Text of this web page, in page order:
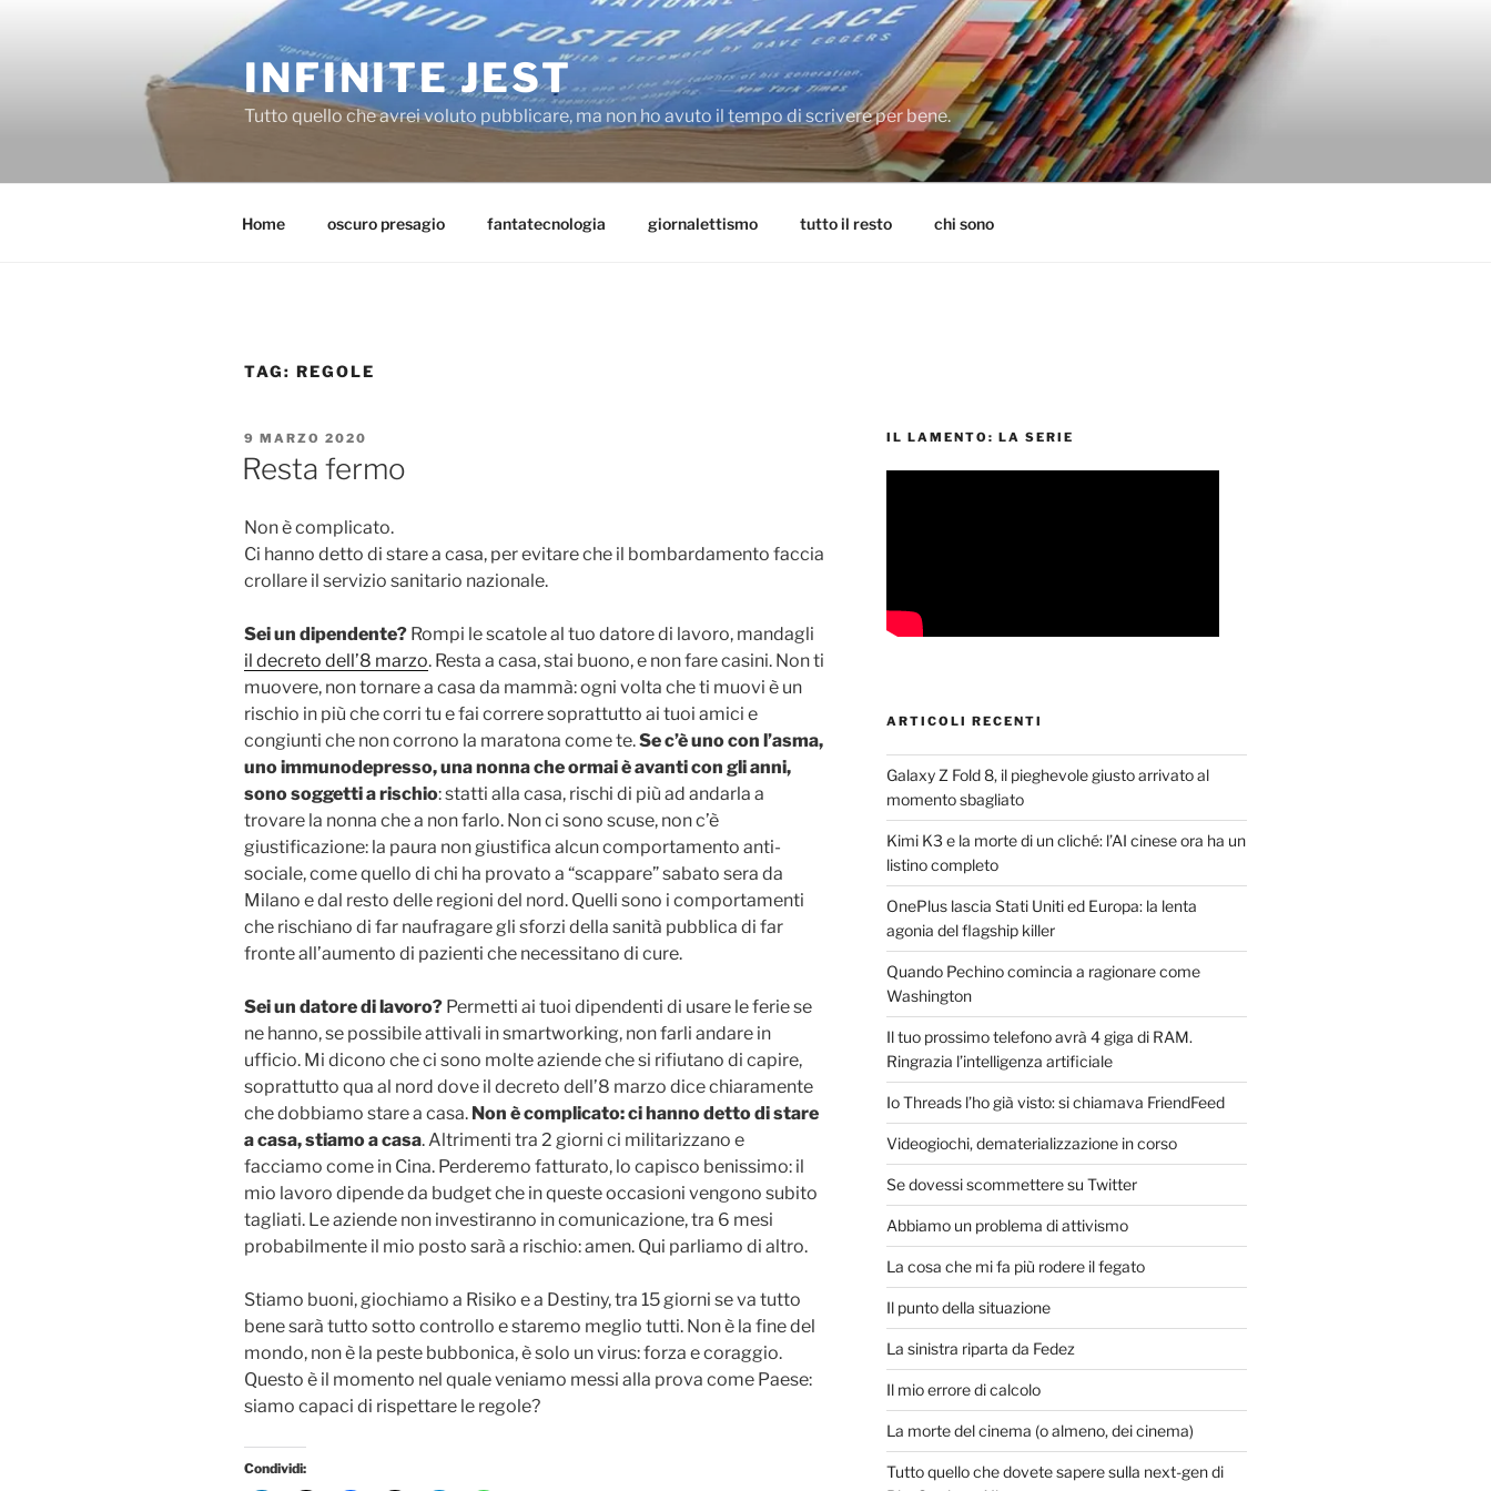
INFINITE JEST
Tutto quello che avrei voluto pubblicare, ma non ho avuto il tempo di scrivere per bene.
Home oscuro presagio fantatecnologia giornalettismo tutto il resto chi sono
TAG: REGOLE
PUBBLICATO
IL
9 MARZO 2020
Resta fermo
Non è complicato.
Ci hanno detto di stare a casa, per evitare che il bombardamento faccia
crollare il servizio sanitario nazionale.
Sei un dipendente? Rompi le scatole al tuo datore di lavoro, mandagli
il decreto dell’8 marzo. Resta a casa, stai buono, e non fare casini. Non ti
muovere, non tornare a casa da mammà: ogni volta che ti muovi è un
rischio in più che corri tu e fai correre soprattutto ai tuoi amici e
congiunti che non corrono la maratona come te.Se c’è uno con l’asma,
uno immunodepresso, una nonna che ormai è avanti con gli anni,
sono soggetti a rischio: statti alla casa, rischi di più ad andarla a
trovare la nonna che a non farlo. Non ci sono scuse, non c’è
giustificazione: la paura non giustifica alcun comportamento anti-
sociale, come quello di chi ha provato a “scappare” sabato sera da
Milano e dal resto delle regioni del nord. Quelli sono i comportamenti
che rischiano di far naufragare gli sforzi della sanità pubblica di far
fronte all’aumento di pazienti che necessitano di cure.
Sei un datore di lavoro? Permetti ai tuoi dipendenti di usare le ferie se
ne hanno, se possibile attivali in smartworking, non farli andare in
ufficio. Mi dicono che ci sono molte aziende che si rifiutano di capire,
soprattutto qua al nord dove il decreto dell’8 marzo dice chiaramente
che dobbiamo stare a casa. Non è complicato: ci hanno detto di stare
a casa, stiamo a casa. Altrimenti tra 2 giorni ci militarizzano e
facciamo come in Cina. Perderemo fatturato, lo capisco benissimo: il
mio lavoro dipende da budget che in queste occasioni vengono subito
tagliati. Le aziende non investiranno in comunicazione, tra 6 mesi
probabilmente il mio posto sarà a rischio: amen. Qui parliamo di altro.
Stiamo buoni, giochiamo a Risiko e a Destiny, tra 15 giorni se va tutto
bene sarà tutto sotto controllo e staremo meglio tutti. Non è la fine del
mondo, non è la peste bubbonica, è solo un virus: forza e coraggio.
Questo è il momento nel quale veniamo messi alla prova come Paese:
siamo capaci di rispettare le regole?
Condividi:
IL LAMENTO: LA SERIE
ARTICOLI RECENTI
Galaxy Z Fold 8, il pieghevole giusto arrivato al
momento sbagliato
Kimi K3 e la morte di un cliché: l’AI cinese ora ha un
listino completo
OnePlus lascia Stati Uniti ed Europa: la lenta
agonia del flagship killer
Quando Pechino comincia a ragionare come
Washington
Il tuo prossimo telefono avrà 4 giga di RAM.
Ringrazia l’intelligenza artificiale
Io Threads l’ho già visto: si chiamava FriendFeed
Videogiochi, dematerializzazione in corso
Se dovessi scommettere su Twitter
Abbiamo un problema di attivismo
La cosa che mi fa più rodere il fegato
Il punto della situazione
La sinistra riparta da Fedez
Il mio errore di calcolo
La morte del cinema (o almeno, dei cinema)
Tutto quello che dovete sapere sulla next-gen di